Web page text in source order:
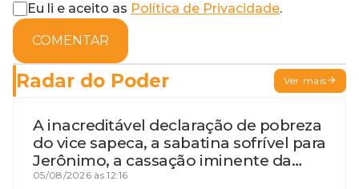
Eu li e aceito as Política de Privacidade.
COMENTAR
Radar do Poder Ver mais
A inacreditável declaração de pobreza
do vice sapeca, a sabatina sofrível para
Jerônimo, a cassação iminente da
desembargadora e a vaga do Quinto
05/08/2026 às 12:16